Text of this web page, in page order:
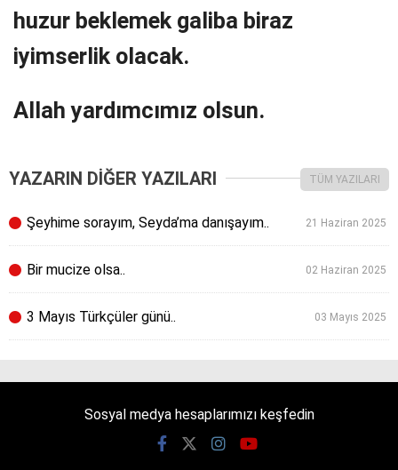
huzur beklemek galiba biraz
iyimserlik olacak.
Allah yardımcımız olsun.
YAZARIN DİĞER YAZILARI TÜM YAZILARI
Şeyhime sorayım, Seyda’ma danışayım.. 21 Haziran 2025
Bir mucize olsa.. 02 Haziran 2025
3 Mayıs Türkçüler günü.. 03 Mayıs 2025
Sosyal medya hesaplarımızı keşfedin